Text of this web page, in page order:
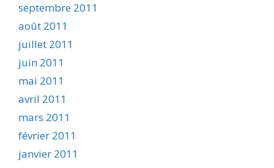
septembre 2011
août 2011
juillet 2011
juin 2011
mai 2011
avril 2011
mars 2011
février 2011
janvier 2011